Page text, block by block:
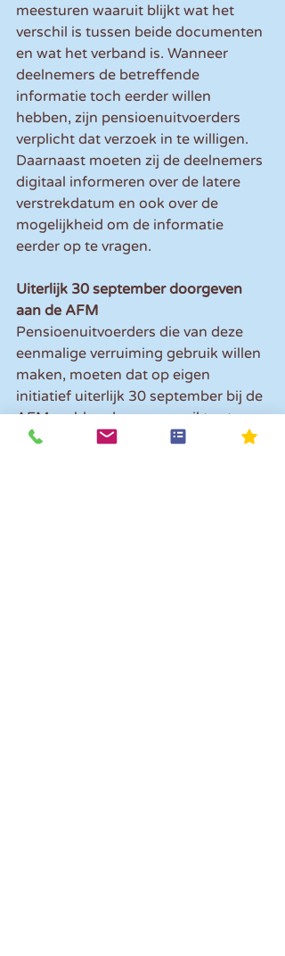
meesturen waaruit blijkt wat het
verschil is tussen beide documenten
en wat het verband is. Wanneer
deelnemers de betreffende
informatie toch eerder willen
hebben, zijn pensioenuitvoerders
verplicht dat verzoek in te willigen.
Daarnaast moeten zij de deelnemers
digitaal informeren over de latere
verstrekdatum en ook over de
mogelijkheid om de informatie
eerder op te vragen.
Uiterlijk 30 september doorgeven
aan de AFM
Pensioenuitvoerders die van deze
eenmalige verruiming gebruik willen
maken, moeten dat op eigen
initiatief uiterlijk 30 september bij de
AFM melden door een mail te sturen
naar pensioen@afm.nl.